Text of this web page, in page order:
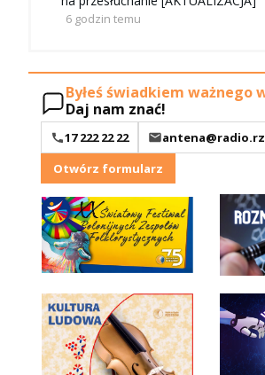
6 godzin temu
Byłeś świadkiem ważnego
Daj nam znać!
17 222 22 22
Otwórz formularz